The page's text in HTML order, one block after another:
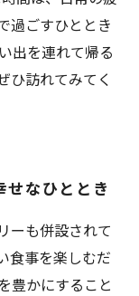
過ごすひととき
出を連れて帰る
ひ訪れてみてく
なひととき
ーも併設されて
食事を楽しむだ
豊かにすること